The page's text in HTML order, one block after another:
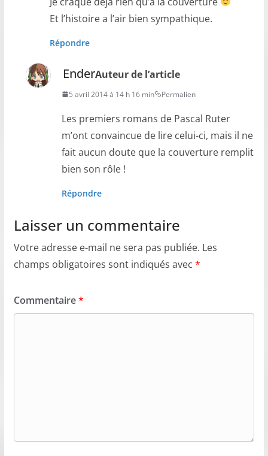
Et l’histoire a l’air bien sympathique.
Répondre
EnderAuteur de l’article
5 avril 2014 à 14 h 16 min Permalien
Les premiers romans de Pascal Ruter
m’ont convaincue de lire celui-ci, mais il ne
fait aucun doute que la couverture remplit
bien son rôle !
Répondre
Laisser un commentaire
Votre adresse e-mail ne sera pas publiée. Les
champs obligatoires sont indiqués avec *
Commentaire*